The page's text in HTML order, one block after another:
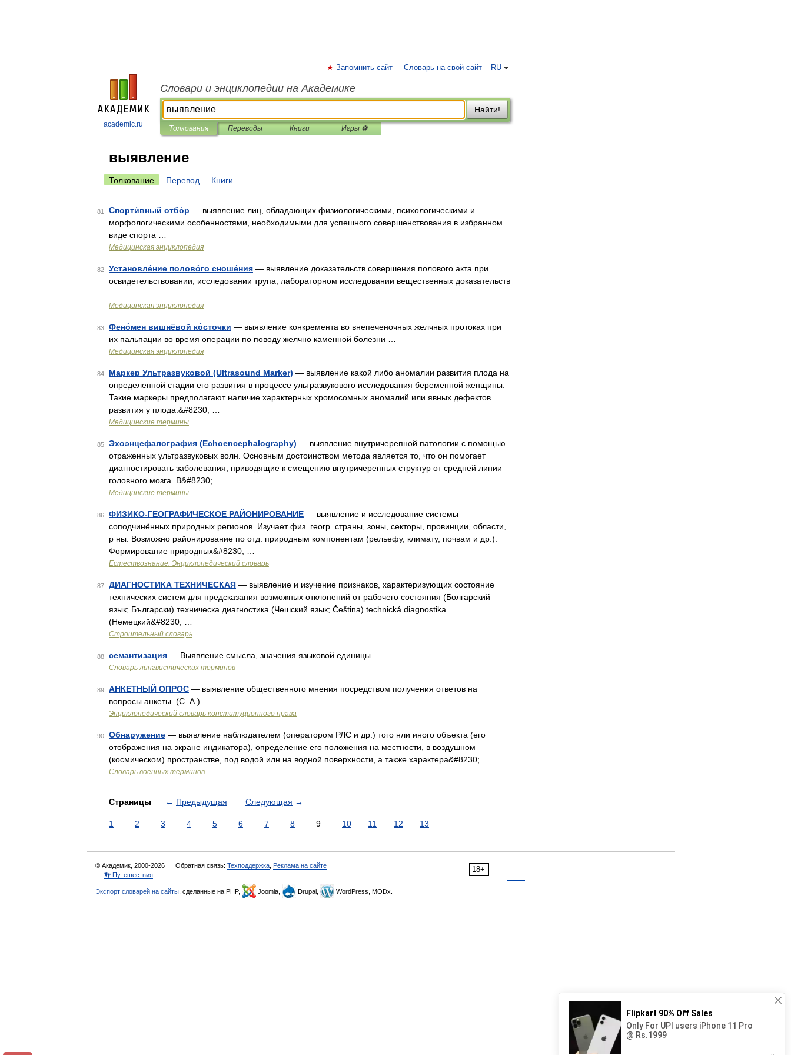
academic.ru
RU
Запомнить сайт Словарь на свой сайт
Словари и энциклопедии на Академике
Найти!
Толкования Переводы Книги Игры ⚽
выявление
Толкование Перевод Книги
81 Спорти́вный отбо́р — выявление лиц, обладающих физиологическими, психологическими и
морфологическими особенностями, необходимыми для успешного совершенствования в избранном
виде спорта …
Медицинская энциклопедия
82 Установле́ние полово́го сноше́ния — выявление доказательств совершения полового акта при
освидетельствовании, исследовании трупа, лабораторном исследовании вещественных доказательств
Медицинская энциклопедия
83 Фено́мен вишнёвой ко́сточки — выявление конкремента во внепеченочных желчных протоках при
их пальпации во время операции по поводу желчно каменной болезни …
Медицинская энциклопедия
84 Маркер Ультразвуковой (Ultrasound Marker) — выявление какой либо аномалии развития плода на
определенной стадии его развития в процессе ультразвукового исследования беременной женщины.
Такие маркеры предполагают наличие характерных хромосомных аномалий или явных дефектов
развития у плода.&#8230; …
Медицинские термины
85 Эхоэнцефалография (Echoencephalography) — выявление внутричерепной патологии с помощью
отраженных ультразвуковых волн. Основным достоинством метода является то, что он помогает
диагностировать заболевания, приводящие к смещению внутричерепных структур от средней линии
головного мозга. В&#8230; …
Медицинские термины
86 ФИЗИКО-ГЕОГРАФИЧЕСКОЕ РАЙОНИРОВАНИЕ — выявление и исследование системы
соподчинённых природных регионов. Изучает физ. геогр. страны, зоны, секторы, провинции, области,
р ны. Возможно районирование по отд. природным компонентам (рельефу, климату, почвам и др.).
Формирование природных&#8230; …
Естествознание. Энциклопедический словарь
87 ДИАГНОСТИКА ТЕХНИЧЕСКАЯ — выявление и изучение признаков, характеризующих состояние
технических систем для предсказания возможных отклонений от рабочего состояния (Болгарский
язык; Български) техническа диагностика (Чешский язык; Čeština) technická diagnostika
(Немецкий&#8230; …
Строительный словарь
88 семантизация — Выявление смысла, значения языковой единицы …
Словарь лингвистических терминов
89 АНКЕТНЫЙ ОПРОС — выявление общественного мнения посредством получения ответов на
вопросы анкеты. (С. А.) …
Энциклопедический словарь конституционного права
90 Обнаружение — выявление наблюдателем (оператором РЛС и др.) того нли иного объекта (его
отображения на экране индикатора), определение его положения на местности, в воздушном
(космическом) пространстве, под водой илн на водной поверхности, а также характера&#8230; …
Словарь военных терминов
Страницы ← Предыдущая Следующая →
1 2 3 4 5 6 7 8 9 10 11 12 13
18+
© Академик, 2000-2026 Обратная связь: Техподдержка Реклама на сайте
👣 Путешествия
Экспорт словарей на сайты , сделанные на PHP, Joomla, Drupal, WordPress, MODx.